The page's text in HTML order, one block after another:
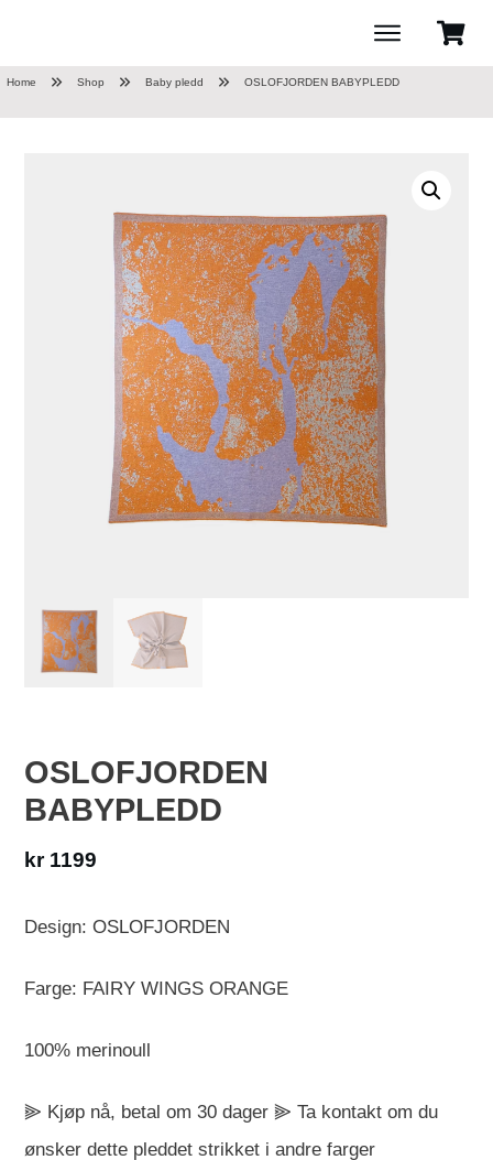
Home Shop Baby pledd OSLOFJORDEN BABYPLEDD
OSLOFJORDEN
BABYPLEDD
kr1199
Design: OSLOFJORDEN
Farge: FAIRY WINGS ORANGE
100% merinoull
⫸ Kjøp nå, betal om 30 dager ⫸ Ta kontakt om du
ønsker dette pleddet strikket i andre farger